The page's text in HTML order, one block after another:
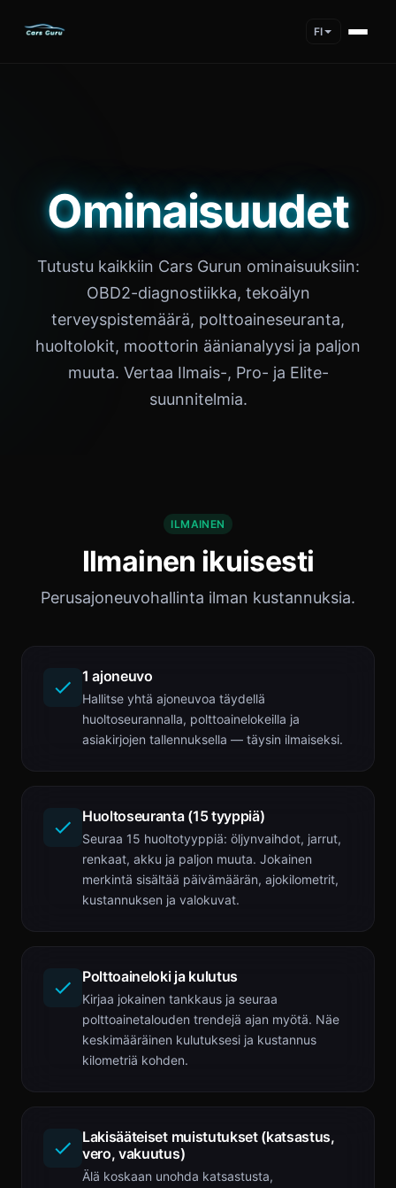
FI
Ominaisuudet
Tutustu kaikkiin Cars Gurun ominaisuuksiin:
OBD2-diagnostiikka, tekoälyn
terveyspistemäärä, polttoaineseuranta,
huoltolokit, moottorin äänianalyysi ja paljon
muuta. Vertaa Ilmais-, Pro- ja Elite-
suunnitelmia.
ILMAINEN
Ilmainen ikuisesti
Perusajoneuvohallinta ilman kustannuksia.
1 ajoneuvo
Hallitse yhtä ajoneuvoa täydellä
huoltoseurannalla, polttoainelokeilla ja
asiakirjojen tallennuksella — täysin ilmaiseksi.
Huoltoseuranta (15 tyyppiä)
Seuraa 15 huoltotyyppiä: öljynvaihdot, jarrut,
renkaat, akku ja paljon muuta. Jokainen
merkintä sisältää päivämäärän, ajokilometrit,
kustannuksen ja valokuvat.
Polttoaineloki ja kulutus
Kirjaa jokainen tankkaus ja seuraa
polttoainetalouden trendejä ajan myötä. Näe
keskimääräinen kulutuksesi ja kustannus
kilometriä kohden.
Lakisääteiset muistutukset (katsastus,
vero, vakuutus)
Älä koskaan unohda katsastusta,